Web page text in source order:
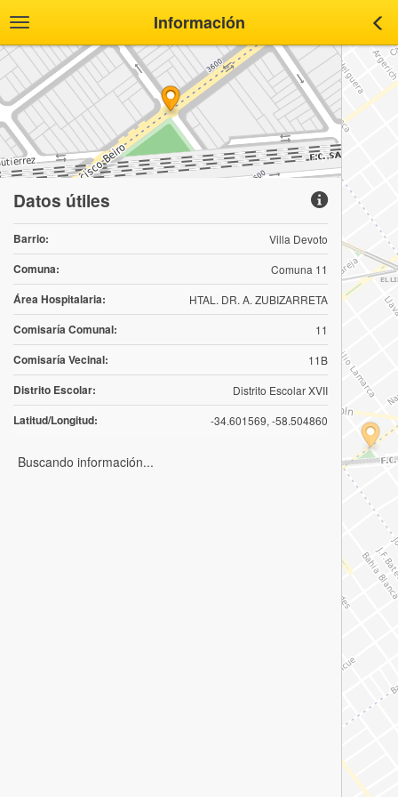
Toggle
navigation
Información
Datos útiles
Barrio: Villa Devoto
Comuna: Comuna 11
Área Hospitalaria: HTAL. DR. A. ZUBIZARRETA
Comisaría Comunal: 11
Comisaría Vecinal: 11B
Distrito Escolar: Distrito Escolar XVII
Latitud/Longitud: -34.601569, -58.504860
Buscando información...